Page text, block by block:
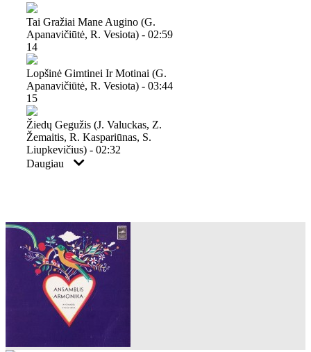
Tai Gražiai Mane Augino (g.
Apanavičiūtė, R. Vesiota) - 02:59
14
Lopšinė Gimtinei Ir Motinai (g.
Apanavičiūtė, R. Vesiota) - 03:44
15
Žiedų Gegužis (j. Valuckas, Z.
Žemaitis, R. Kaspariūnas, S.
Liupkevičius) - 02:32
Daugiau